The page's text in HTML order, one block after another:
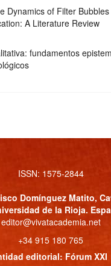
Dynamics of Filter
A Literature Review
fundamentos
ISSN: 1575-2844
Domínguez Matito,
de la Rioja.
editor@vivatacademia.net
+34 915 180 765
editorial: Fórum XXI